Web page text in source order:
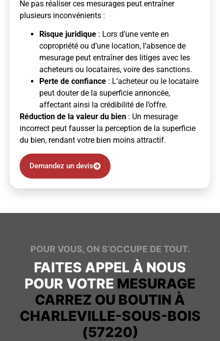
Ne pas réaliser ces mesurages peut entraîner
plusieurs inconvénients :
Risque juridique : Lors d’une vente en
copropriété ou d’une location, l’absence de
mesurage peut entraîner des litiges avec les
acheteurs ou locataires, voire des sanctions.
Perte de confiance : L’acheteur ou le locataire
peut douter de la superficie annoncée,
affectant ainsi la crédibilité de l’offre.
Réduction de la valeur du bien : Un mesurage
incorrect peut fausser la perception de la superficie
du bien, rendant votre bien moins attractif.
Demandez un devis
POUR VOUS, ON S’OCCUPE DE TOUT.
FAITES APPEL À NOUS
POUR VOTRE MESURAGE
CARREZ OU BOUTIN À
CHARLEVILLE-SOUS-BOIS
(57220)